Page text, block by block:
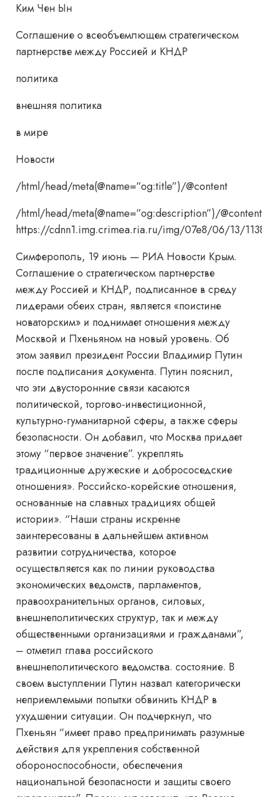
Ким Чен Ын
Соглашение о всеобъемлющем стратегическом
партнерстве между Россией и КНДР
политика
внешняя политика
в мире
Новости
/html/head/meta(@name=”og:title”)/@content
/html/head/meta(@name=”og:description”)/@content
https://cdnn1.img.crimea.ria.ru/img/07e8/06/13/
Симферополь, 19 июнь — РИА Новости Крым.
Соглашение о стратегическом партнерстве
между Россией и КНДР, подписанное в среду
лидерами обеих стран, является «поистине
новаторским» и поднимает отношения между
Москвой и Пхеньяном на новый уровень. Об
этом заявил президент России Владимир Путин
после подписания документа. Путин пояснил,
что эти двусторонние связи касаются
политической, торгово-инвестиционной,
культурно-гуманитарной сферы, а также сферы
безопасности. Он добавил, что Москва придает
этому “первое значение”. укреплять
традиционные дружеские и добрососедские
отношения». Российско-корейские отношения,
основанные на славных традициях общей
истории». “Наши страны искренне
заинтересованы в дальнейшем активном
развитии сотрудничества, которое
осуществляется как по линии руководства
экономических ведомств, парламентов,
правоохранительных органов, силовых,
внешнеполитических структур, так и между
общественными организациями и гражданами”,
– отметил глава российского
внешнеполитического ведомства. состояние. В
своем выступлении Путин назвал категорически
неприемлемыми попытки обвинить КНДР в
ухудшении ситуации. Он подчеркнул, что
Пхеньян “имеет право предпринимать разумные
действия для укрепления собственной
обороноспособности, обеспечения
национальной безопасности и защиты своего